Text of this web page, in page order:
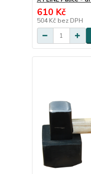
610 Kč
504 Kč bez DPH